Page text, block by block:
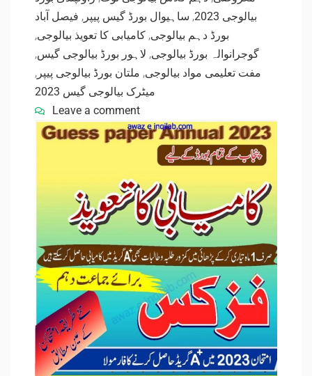
بیالوجی 2023
, ساہیوال بورڈ گیس پیپر , فیصل آباد
بورڈ دہم بیالوجی, کامیابی کا تعویذ بیالوجی,
گوجرانوالہ بورڈ بیالوجی, لاہور بورڈ بیالوجی گیس,
مفت تعلیمی مواد بیالوجی, ملتان بورڈ بیالوجی پیپر ,
میٹرک بیالوجی گیس 2023
Leave a comment